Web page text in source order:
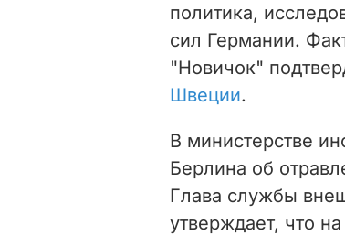
политика,
сил Германии.
"Новичок"
Швеции.
В министерстве
Берлина об
Глава службы
утверждает, что